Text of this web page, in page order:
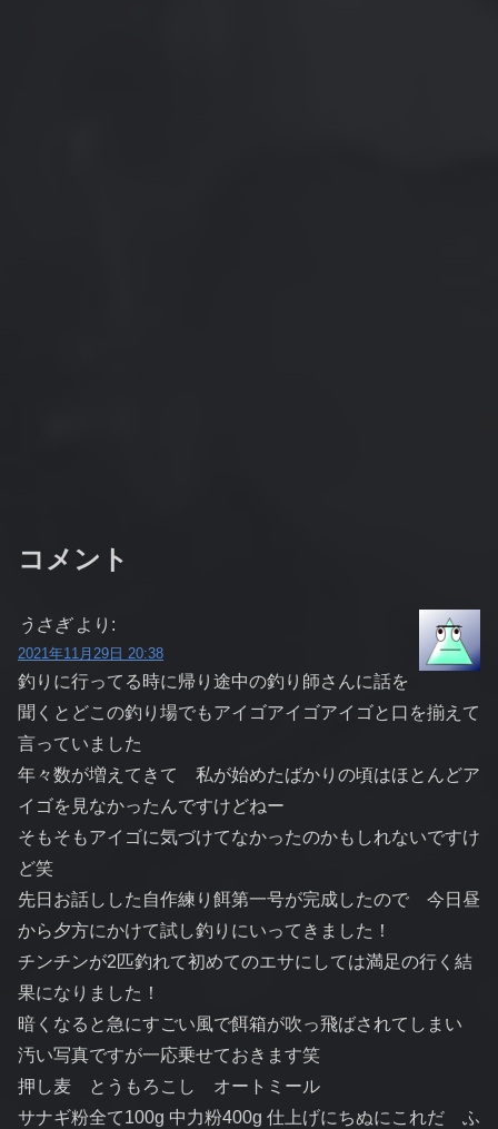
コメント
うさぎ より:
2021年11月29日 20:38
釣りに行ってる時に帰り途中の釣り師さんに話を
聞くとどこの釣り場でもアイゴアイゴアイゴと口を揃えて
言っていました
年々数が増えてきて 私が始めたばかりの頃はほとんどア
イゴを見なかったんですけどねー
そもそもアイゴに気づけてなかったのかもしれないですけ
ど笑
先日お話しした自作練り餌第一号が完成したので 今日昼
から夕方にかけて試し釣りにいってきました！
チンチンが2匹釣れて初めてのエサにしては満足の行く結
果になりました！
暗くなると急にすごい風で餌箱が吹っ飛ばされてしまい
汚い写真ですが一応乗せておきます笑
押し麦 とうもろこし オートミール
サナギ粉全て100g 中力粉400g 仕上げにちぬにこれだ ふ